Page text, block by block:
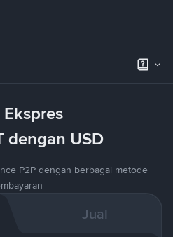
Ekspres
dengan USD
P2P dengan berbagai metode
Jual